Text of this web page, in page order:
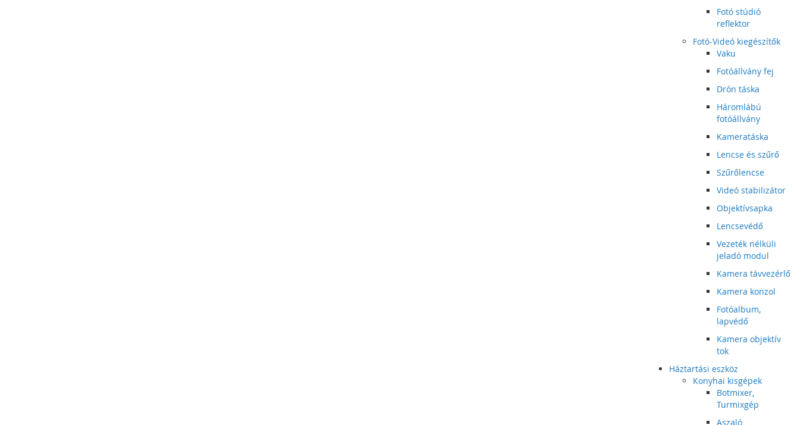
Fotó stúdió
reflektor
Fotó-Videó kiegészítők
Vaku
Fotóállvány fej
Drón táska
Háromlábú
fotóállvány
Kameratáska
Lencse és szűrő
Szűrőlencse
Videó stabilizátor
Objektívsapka
Lencsevédő
Vezeték nélküli
jeladó modul
Kamera távvezérlő
Kamera konzol
Fotóalbum,
lapvédő
Kamera objektív
tok
Háztartási eszköz
Konyhai kisgépek
Botmixer,
Turmixgép
Aszaló